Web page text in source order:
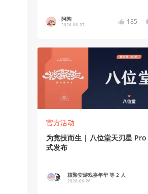
阿陶
2026-06-27 185
官方活动
为竞技而生 | 八位堂天刃星 Pro
式发布
核聚变游戏嘉年华 等 2 人
2026-06-26